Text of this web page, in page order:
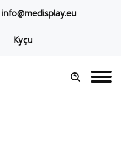
info@medisplay.eu
Kyçu